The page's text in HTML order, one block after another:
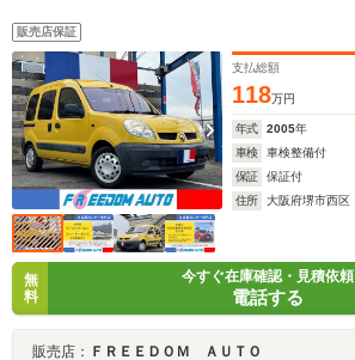
販売店保証
支払総額
118万円
年式 2005年
車検
車検整備付
保証
保証付
住所
大阪府堺市西区
無
料
今すぐ在庫確認・見積依頼
電話する
販売店： ＦＲＥＥＤＯＭ ＡＵＴＯ